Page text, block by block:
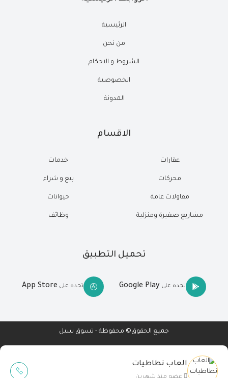
العاب نطاطيات
عضو منذ شهرين
الرئيسية
من نحن
الشروط و الاحكام
الخصوصية
المدونة
الاقسام
عقارات
محركات
مقاولات عامة
مشاريع صغيرة ومنزلية
خدمات
بيع و شراء
حيوانات
وظائف
تحميل التطبيق
تجده على Google Play تجده على App Store
جميع الحقوق© محفوظة - تسوق سيل